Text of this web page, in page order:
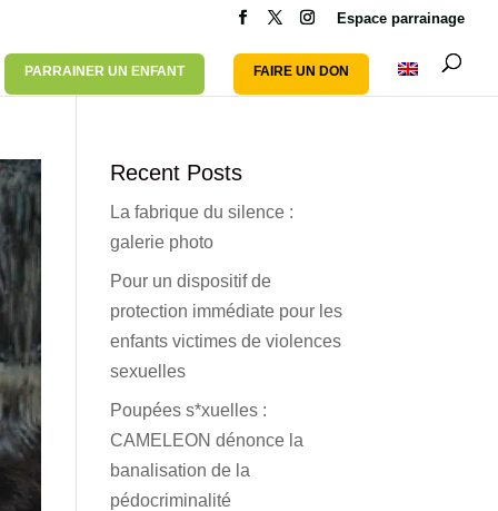
Espace parrainage
PARRAINER UN ENFANT FAIRE UN DON
Recent Posts
La fabrique du silence :
galerie photo
Pour un dispositif de
protection immédiate pour les
enfants victimes de violences
sexuelles
Poupées s*xuelles :
CAMELEON dénonce la
banalisation de la
pédocriminalité